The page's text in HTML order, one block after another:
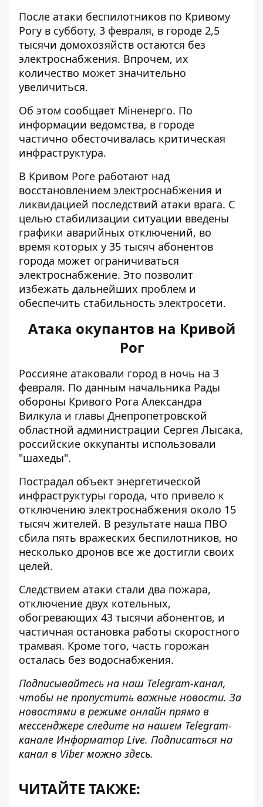
После атаки беспилотников по Кривому
Рогу в субботу, 3 февраля, в городе 2,5
тысячи домохозяйств остаются без
электроснабжения. Впрочем, их
количество может значительно
увеличиться.
Об этом сообщает Міненерго. По
информации ведомства, в городе
частично обесточивалась критическая
инфраструктура.
В Кривом Роге работают над
восстановлением электроснабжения и
ликвидацией последствий атаки врага. С
целью стабилизации ситуации введены
графики аварийных отключений, во
время которых у 35 тысяч абонентов
города может ограничиваться
электроснабжение. Это позволит
избежать дальнейших проблем и
обеспечить стабильность электросети.
Атака окупантов на Кривой
Рог
Россияне атаковали город в ночь на 3
февраля. По данным начальника Рады
обороны Кривого Рога Александра
Вилкула и главы Днепропетровской
областной администрации Сергея Лысака,
российские оккупанты использовали
"шахеды".
Пострадал объект энергетической
инфраструктуры города, что привело к
отключению электроснабжения около 15
тысяч жителей. В результате наша ПВО
сбила пять вражеских беспилотников, но
несколько дронов все же достигли своих
целей.
Следствием атаки стали два пожара,
отключение двух котельных,
обогревающих 43 тысячи абонентов, и
частичная остановка работы скоростного
трамвая. Кроме того, часть горожан
осталась без водоснабжения.
Подписывайтесь на наш Telegram-канал,
чтобы не пропустить важные новости. За
новостями в режиме онлайн прямо в
мессенджере следите на нашем Telegram-
канале Информатор Live. Подписаться на
канал в Viber можно здесь.
ЧИТАЙТЕ ТАКЖЕ: